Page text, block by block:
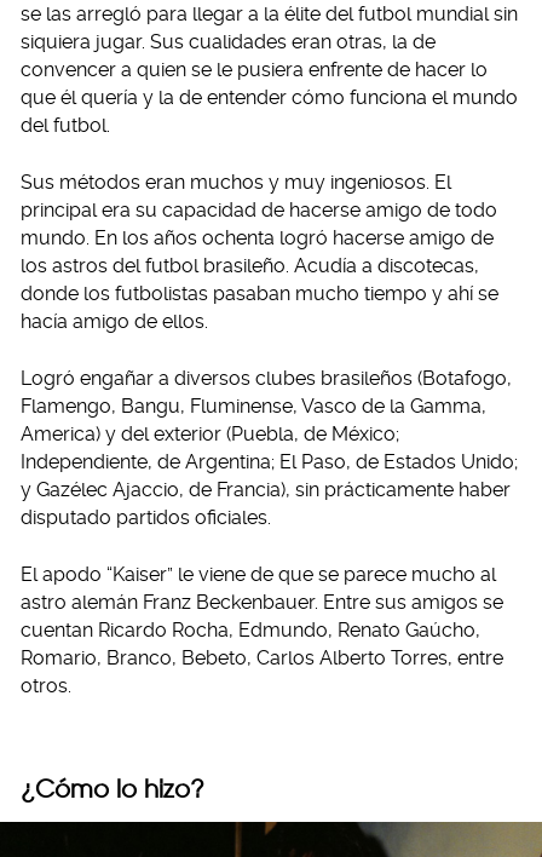
se las arregló para llegar a la élite del futbol mundial sin
siquiera jugar. Sus cualidades eran otras, la de
convencer a quien se le pusiera enfrente de hacer lo
que él quería y la de entender cómo funciona el mundo
del futbol.
Sus métodos eran muchos y muy ingeniosos. El
principal era su capacidad de hacerse amigo de todo
mundo. En los años ochenta logró hacerse amigo de
los astros del futbol brasileño. Acudía a discotecas,
donde los futbolistas pasaban mucho tiempo y ahí se
hacía amigo de ellos.
Logró engañar a diversos clubes brasileños (Botafogo,
Flamengo, Bangu, Fluminense, Vasco de la Gamma,
America) y del exterior (Puebla, de México;
Independiente, de Argentina; El Paso, de Estados Unido;
y Gazélec Ajaccio, de Francia), sin prácticamente haber
disputado partidos oficiales.
El apodo “Kaiser” le viene de que se parece mucho al
astro alemán Franz Beckenbauer. Entre sus amigos se
cuentan Ricardo Rocha, Edmundo, Renato Gaúcho,
Romario, Branco, Bebeto, Carlos Alberto Torres, entre
otros.
¿Cómo lo hizo?